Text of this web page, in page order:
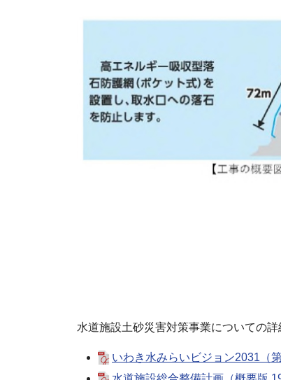
水道施設土砂災害対策事業についての
いわき水みらいビジョン2031（